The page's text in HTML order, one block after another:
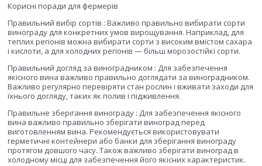
Корисні поради для фермерів
Правильний вибір сортів : Важливо правильно вибирати сорти
винограду для конкретних умов вирощування. Наприклад, для
теплих регіонів можна вибирати сорти з високим вмістом сахара
і кислоти, а для холодних регіонів — більш морозостійкі сорти.
Правильний догляд за виноградником : Для забезпечення
якісного вина важливо правильно доглядати за виноградником.
Важливо регулярно перевіряти стан рослин і вживати заходи для
їхнього догляду, таких як полив і підживлення.
Правильне зберігання винограду : Для забезпечення якісного
вина важливо правильно зберігати виноград перед
виготовленням вина. Рекомендується використовувати
герметичні контейнери або банки для зберігання винограду
протягом довшого часу. Також важливо зберігати виноград в
холодному місці для забезпечення його якісних характеристик.